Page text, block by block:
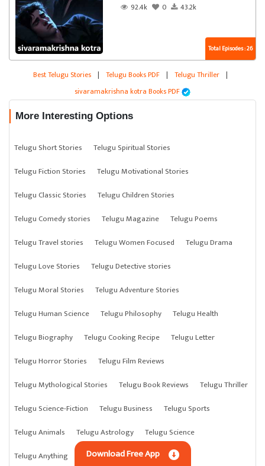
92.4k
0 43.2k
Total Episodes : 26
Best Telugu Stories | Telugu Books PDF | Telugu Thriller |
sivaramakrishna kotra Books PDF
More Interesting Options
Telugu Short Stories
Telugu Spiritual Stories
Telugu Fiction Stories
Telugu Motivational Stories
Telugu Classic Stories
Telugu Children Stories
Telugu Comedy stories
Telugu Magazine
Telugu Poems
Telugu Travel stories
Telugu Women Focused
Telugu Drama
Telugu Love Stories
Telugu Detective stories
Telugu Moral Stories
Telugu Adventure Stories
Telugu Human Science
Telugu Philosophy
Telugu Health
Telugu Biography
Telugu Cooking Recipe
Telugu Letter
Telugu Horror Stories
Telugu Film Reviews
Telugu Mythological Stories
Telugu Book Reviews
Telugu Thriller
Telugu Science-Fiction
Telugu Business
Telugu Sports
Telugu Animals
Telugu Astrology
Telugu Science
Telugu Anything
Telugu Crime Stories
Download Free App